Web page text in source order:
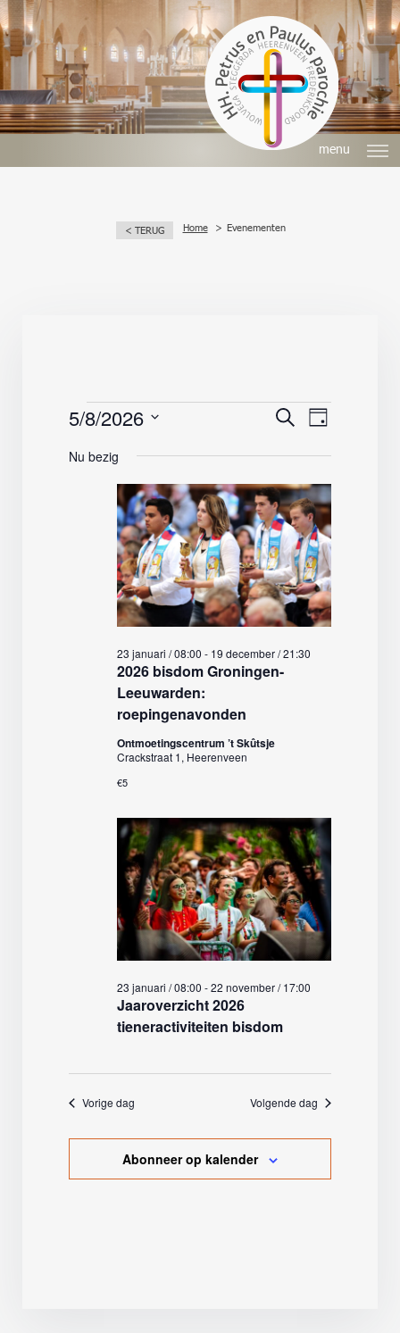
menu
< TERUG Home Evenementen
Evenementen
in
mei,
2026
en
weergeven
navigatie
Zoeken
Dag
5/8/2026
een
Nu bezig
2026 bisdom Groningen-
Leeuwarden:
roepingenavonden
23 januari / 08:00 - 19 december / 21:30
Ontmoetingscentrum ’t Skûtsje
Crackstraat 1, Heerenveen
€5
Jaaroverzicht 2026
tieneractiviteiten bisdom
23 januari / 08:00 -22 november / 17:00
Vorige dag Volgende dag
Abonneer op kalender